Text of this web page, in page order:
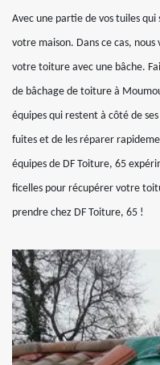
Avec une partie de vos tuiles
votre maison. Dans ce cas,
votre toiture avec une bâche.
de bâchage de toiture à
équipes qui restent à côté de
fuites et de les réparer
équipes de DF Toiture, 65
ficelles pour récupérer votre
prendre chez DF Toiture, 65 !